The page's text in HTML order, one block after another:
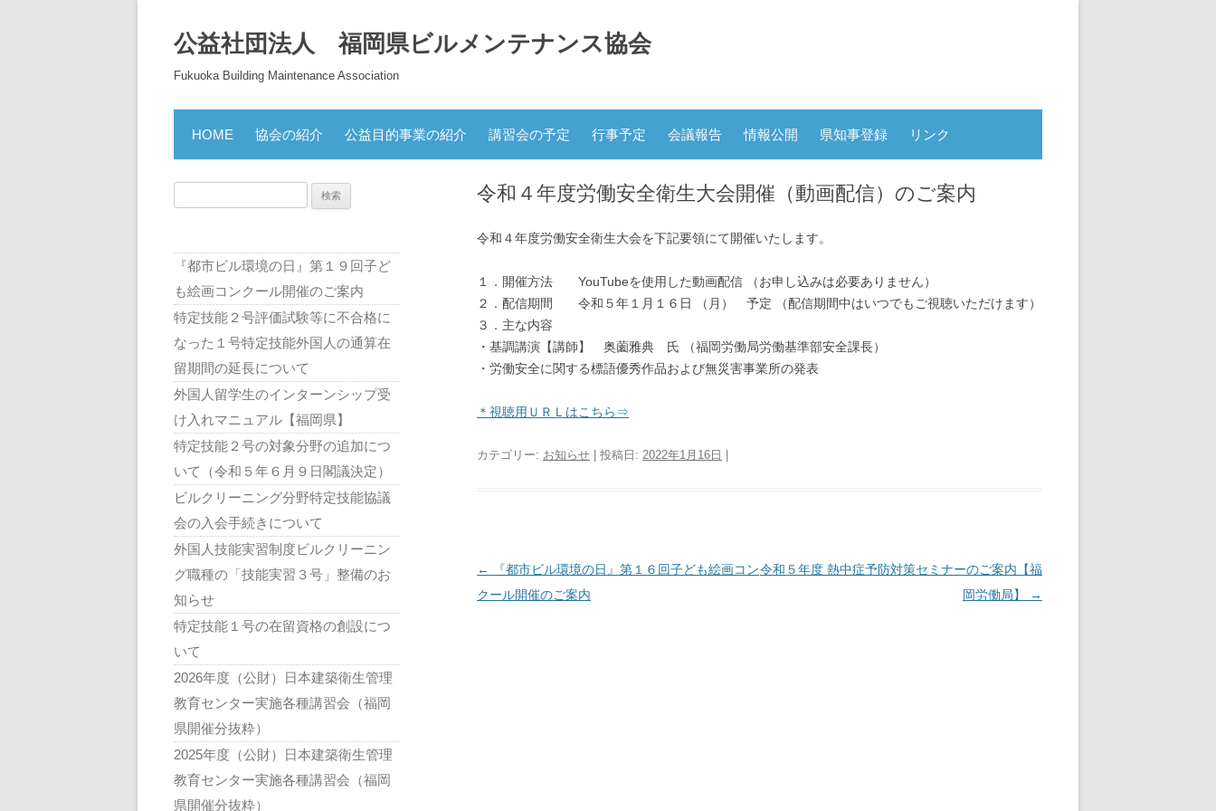
公益社団法人 福岡県ビルメンテナンス協会
Fukuoka Building Maintenance Association
ン
テ
ス
キ
プ
HOME 協会の紹介 公益目的事業の紹介 講習会の予定 行事予定 会議報告 情報公開 県知事登録 リンク
令和４年度労働安全衛生大会開催（動画配信）のご案内
令和４年度労働安全衛生大会を下記要領にて開催いたします。
１．開催方法 YouTubeを使用した動画配信 （お申し込みは必要ありません）
２．配信期間 令和５年１月１６日 （月） 予定 （配信期間中はいつでもご視聴いただけます）
３．主な内容
・基調講演【講師】 奥薗雅典 氏 （福岡労働局労働基準部安全課長）
・労働安全に関する標語優秀作品および無災害事業所の発表
＊視聴用ＵＲＬはこちら⇒
カテゴリー: お知らせ | 投稿日:2022年1月16日
投
稿
←
『都市ビル環境の日』第１６回子ども絵画コン
クール開催のご案内
令和５年度 熱中症予防対策セミナーのご案内【福
岡労働局】
→
『都市ビル環境の日』第１９回子ど
も絵画コンクール開催のご案内
特定技能２号評価試験等に不合格に
なった１号特定技能外国人の通算在
留期間の延長について
外国人留学生のインターンシップ受
け入れマニュアル【福岡県】
特定技能２号の対象分野の追加につ
いて（令和５年６月９日閣議決定）
ビルクリーニング分野特定技能協議
会の入会手続きについて
外国人技能実習制度ビルクリーニン
グ職種の「技能実習３号」整備のお
知らせ
特定技能１号の在留資格の創設につ
いて
2026年度（公財）日本建築衛生管理
教育センター実施各種講習会（福岡
県開催分抜粋）
2025年度（公財）日本建築衛生管理
教育センター実施各種講習会（福岡
県開催分抜粋）